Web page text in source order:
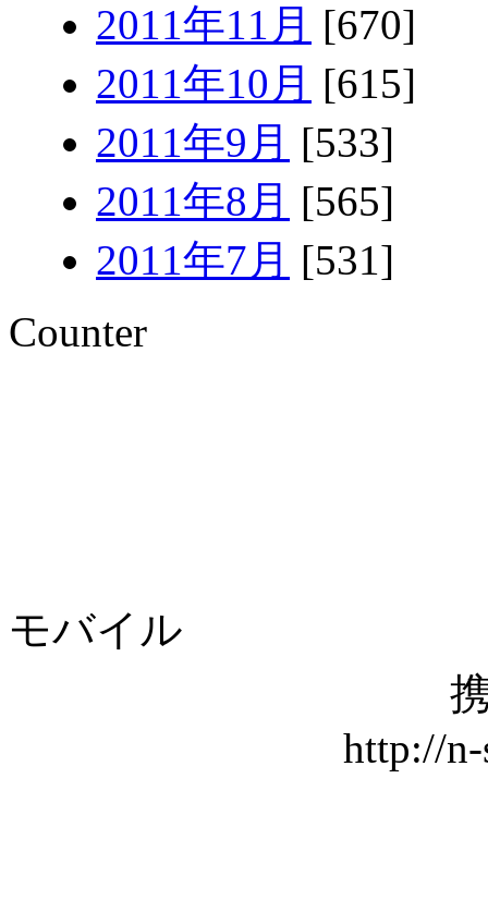
2011年11月 [670]
2011年10月 [615]
2011年9月 [533]
2011年8月 [565]
2011年7月 [531]
Counter
モバイル
http://